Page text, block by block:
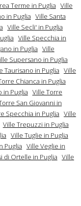
Terme in Puglia Ville
in Puglia Ville Santa
Ville Secli' in Puglia
Ville Specchia in
in Puglia Ville
Supersano in Puglia
Taurisano in Puglia Ville
Chianca in Puglia
in Puglia Ville Torre
San Giovanni in
Specchia in Puglia Ville
Ville Trepuzzi in Puglia
Ville Tuglie in Puglia
Puglia Ville Veglie in
di Ortelle in Puglia Ville